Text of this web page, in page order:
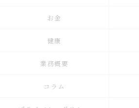
お金
健康
業務概要
コラム